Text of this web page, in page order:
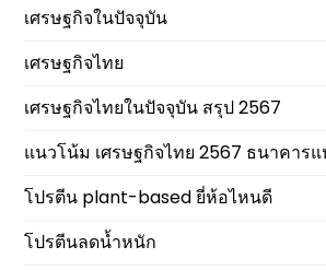
เศรษฐกิจในปัจจุบัน
เศรษฐกิจไทย
เศรษฐกิจไทยในปัจจุบัน สรุป 2567
แนวโน้ม เศรษฐกิจไทย 2567 ธนาคารแ
โปรตีน plant-based ยี่ห้อไหนดี
โปรตีนลดน้ำหนัก